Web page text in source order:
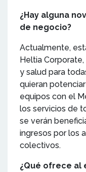
¿Hay alguna
de negocio?
Actualmente,
Heltia
y salud para
quieran
equipos con el
los servicios de
se verán
ingresos por los
colectivos.
¿Qué ofrece al